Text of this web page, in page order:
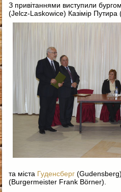
З привітаннями виступили
(Jelcz-Laskowice) Казімір
та міста Гуденсберг
(Burgermeister Frank Börner).